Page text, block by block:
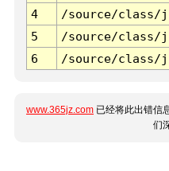
4
/source/class/
5
/source/class/
6
/source/class/
www.365jz.com 已经将此出错信
们